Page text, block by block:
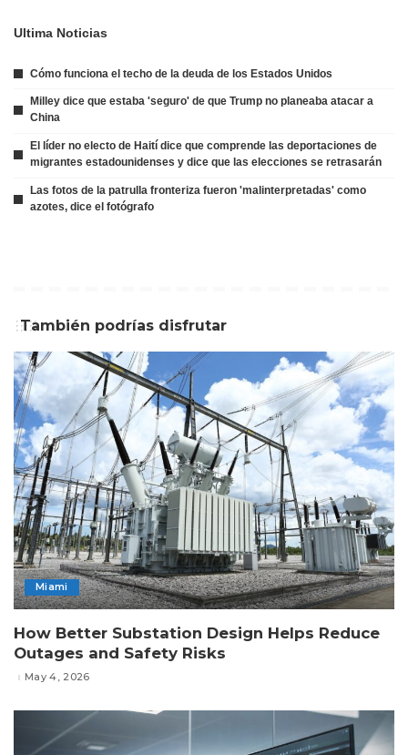
Ultima Noticias
Cómo funciona el techo de la deuda de los Estados Unidos
Milley dice que estaba 'seguro' de que Trump no planeaba atacar a
China
El líder no electo de Haití dice que comprende las deportaciones de
migrantes estadounidenses y dice que las elecciones se retrasarán
Las fotos de la patrulla fronteriza fueron 'malinterpretadas' como
azotes, dice el fotógrafo
También podrías disfrutar
Miami
How Better Substation Design Helps Reduce
Outages and Safety Risks
May 4, 2026